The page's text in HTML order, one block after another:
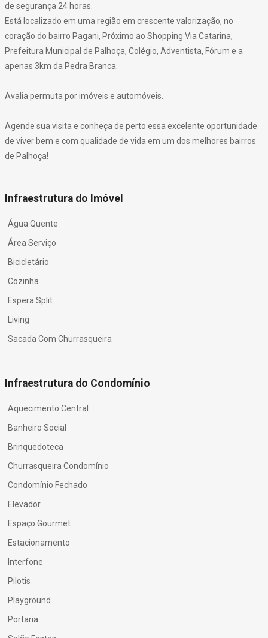
de segurança 24 horas.
Está localizado em uma região em crescente valorização, no
coração do bairro Pagani, Próximo ao Shopping Via Catarina,
Prefeitura Municipal de Palhoça, Colégio, Adventista, Fórum e a
apenas 3km da Pedra Branca.
Avalia permuta por imóveis e automóveis.
Agende sua visita e conheça de perto essa excelente oportunidade
de viver bem e com qualidade de vida em um dos melhores bairros
de Palhoça!
Infraestrutura do Imóvel
Água Quente
Área Serviço
Bicicletário
Cozinha
Espera Split
Living
Sacada Com Churrasqueira
Infraestrutura do Condomínio
Aquecimento Central
Banheiro Social
Brinquedoteca
Churrasqueira Condomínio
Condomínio Fechado
Elevador
Espaço Gourmet
Estacionamento
Interfone
Pilotis
Playground
Portaria